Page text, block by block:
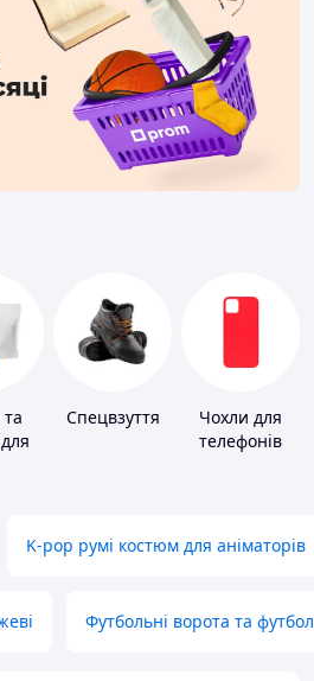
Спецвзуття
Чохли для
телефонів
K-pop румі костюм для аніматорів
Футбольні ворота та